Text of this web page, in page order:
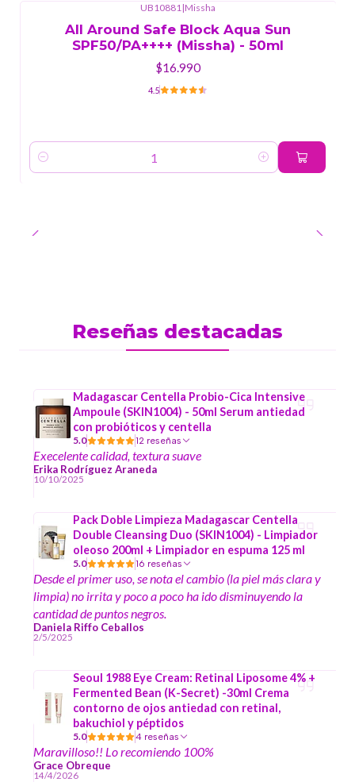
UB10881 |Missha
All Around Safe Block Aqua Sun
SPF50/PA++++ (Missha) - 50ml
$16.990
4.5
Cantidad
Reseñas destacadas
Madagascar Centella Probio-Cica Intensive
Ampoule (SKIN1004) - 50ml Serum antiedad
con probióticos y centella
5.0 12 reseñas
Execelente calidad, textura suave
Erika Rodríguez Araneda
10/10/2025
Pack Doble Limpieza Madagascar Centella
Double Cleansing Duo (SKIN1004) - Limpiador
oleoso 200ml + Limpiador en espuma 125 ml
5.0 16 reseñas
Desde el primer uso, se nota el cambio (la piel más clara y
limpia) no irrita y poco a poco ha ido disminuyendo la
cantidad de puntos negros.
Daniela Riffo Ceballos
2/5/2025
Seoul 1988 Eye Cream: Retinal Liposome 4% +
Fermented Bean (K-Secret) -30ml Crema
contorno de ojos antiedad con retinal,
bakuchiol y péptidos
5.0 4 reseñas
Maravilloso!! Lo recomiendo 100%
Grace Obreque
14/4/2026